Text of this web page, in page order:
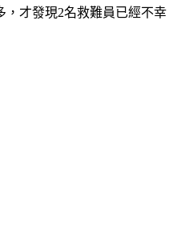
，才發現2名救難員已經不幸